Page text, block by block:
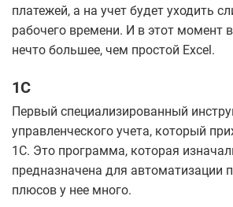
платежей, а на учет будет уходить
рабочего времени. И в этот момент
нечто большее, чем простой Excel.
1C
Первый специализированный
управленческого учета, который
1С. Это программа, которая
предназначена для автоматизации
плюсов у нее много.